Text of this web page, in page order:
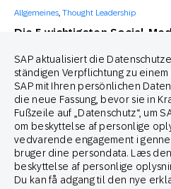
Die 5 wichtigsten Social-
Allgemeines, Thought Leadership
Mikkel Tophoj
Services Consultant
SAP aktualisiert die
ständigen Verpflichtung zu
SAP mit Ihren persönlichen
die neue Fassung, bevor sie in
Fußzeile auf „Datenschutz“, um
om beskyttelse af personlige
vedvarende engagement i
bruger dine persondata. Læs
beskyttelse af personlige
Du kan få adgang til den nye